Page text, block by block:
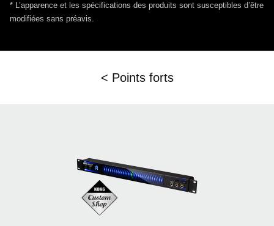
* L’apparence et les spécifications des produits sont susceptibles d’être
modifiées sans préavis.
< Points forts